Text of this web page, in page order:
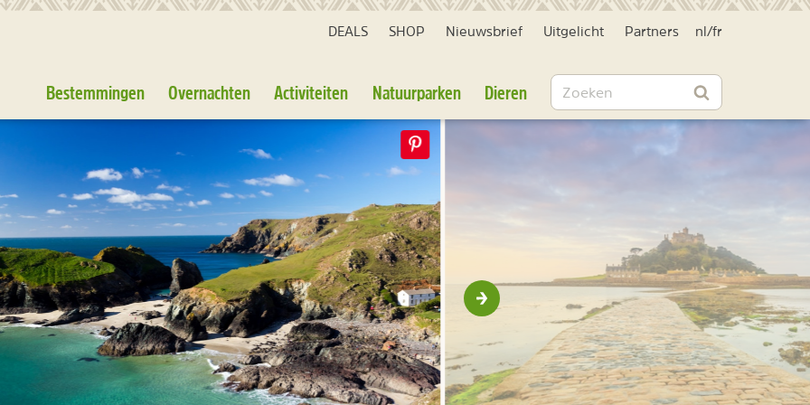
DEALS SHOP Nieuwsbrief Uitgelicht Partners nl /fr
Bestemmingen Overnachten Activiteiten Natuurparken Dieren Zoeken
Zoeken
Volgende